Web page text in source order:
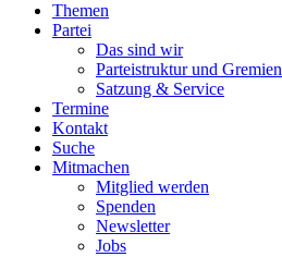
Themen
Partei
Das sind wir
Parteistruktur und Gremien
Satzung & Service
Termine
Kontakt
Suche
Mitmachen
Mitglied werden
Spenden
Newsletter
Jobs